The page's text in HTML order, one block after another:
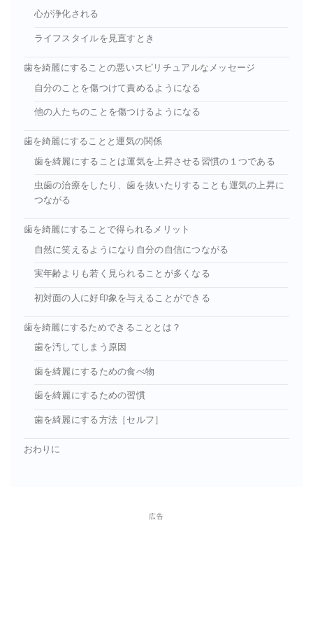
心が浄化される
ライフスタイルを見直すとき
歯を綺麗にすることの悪いスピリチュアルなメッセージ
自分のことを傷つけて責めるようになる
他の人たちのことを傷つけるようになる
歯を綺麗にすることと運気の関係
歯を綺麗にすることは運気を上昇させる習慣の１つである
虫歯の治療をしたり、歯を抜いたりすることも運気の上昇に
つながる
歯を綺麗にすることで得られるメリット
自然に笑えるようになり自分の自信につながる
実年齢よりも若く見られることが多くなる
初対面の人に好印象を与えることができる
歯を綺麗にするためできることとは？
歯を汚してしまう原因
歯を綺麗にするための食べ物
歯を綺麗にするための習慣
歯を綺麗にする方法［セルフ］
おわりに
広告